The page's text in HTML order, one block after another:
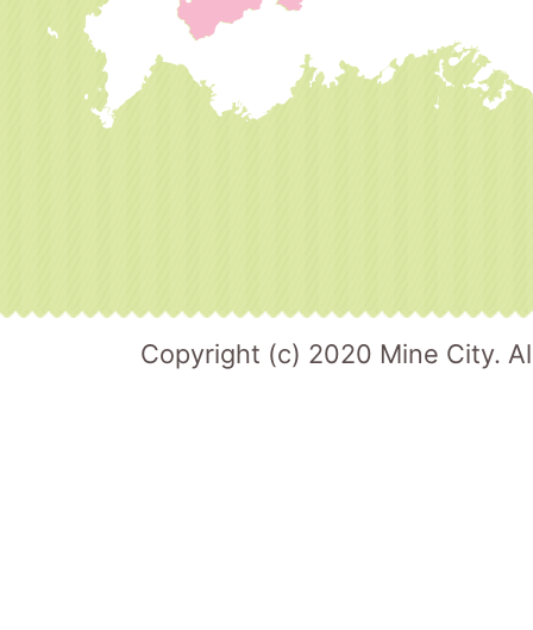
Copyright (c) 2020 Mine City.